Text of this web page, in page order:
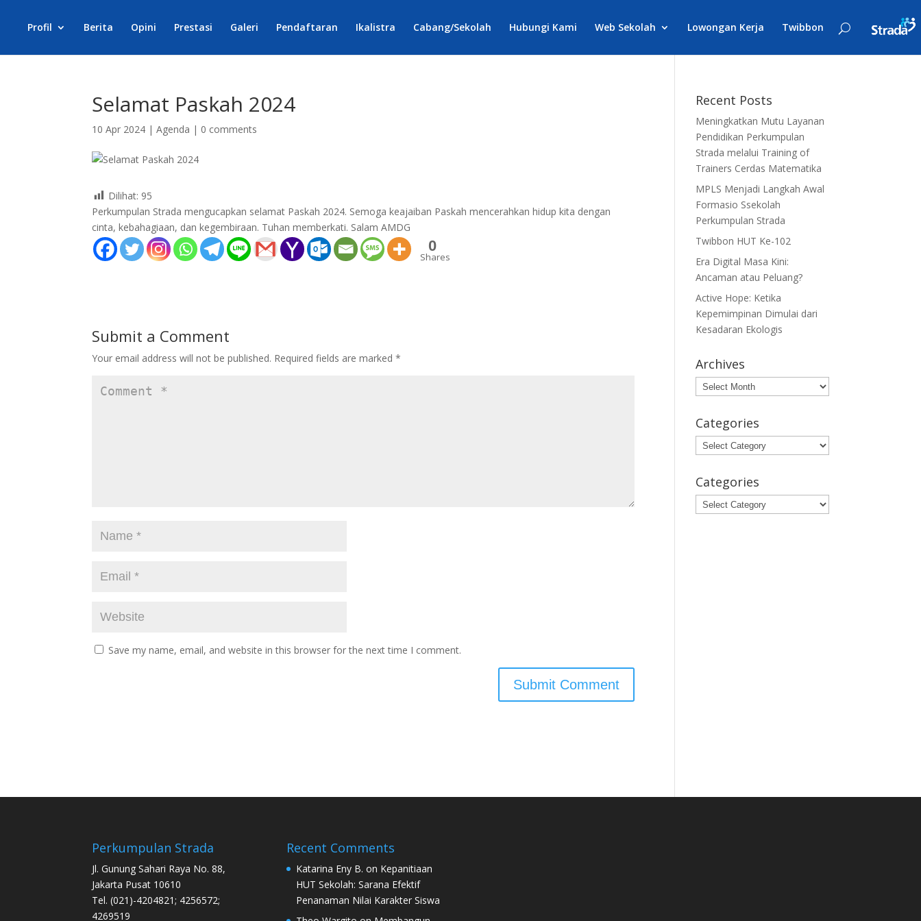
Profil Berita Opini Prestasi Galeri Pendaftaran Ikalistra Cabang/Sekolah Hubungi Kami Web Sekolah Lowongan Kerja Twibbon
Selamat Paskah 2024
10 Apr 2024 |Agenda | 0 comments
Dilihat: 95
Perkumpulan Strada mengucapkan selamat Paskah 2024. Semoga keajaiban Paskah mencerahkan hidup kita dengan
cinta, kebahagiaan, dan kegembiraan. Tuhan memberkati. Salam AMDG
0
Shares
Submit a Comment
Your email address will not be published. Required fields are marked*
Save my name, email, and website in this browser for the next time I comment.
Recent Posts
Meningkatkan Mutu Layanan
Pendidikan Perkumpulan
Strada melalui Training of
Trainers Cerdas Matematika
MPLS Menjadi Langkah Awal
Formasio Ssekolah
Perkumpulan Strada
Twibbon HUT Ke-102
Era Digital Masa Kini:
Ancaman atau Peluang?
Active Hope: Ketika
Kepemimpinan Dimulai dari
Kesadaran Ekologis
Archives
Archives
Categories
Categories
Categories
Categories
Perkumpulan Strada
Jl. Gunung Sahari Raya No. 88,
Jakarta Pusat 10610
Tel. (021)-4204821; 4256572;
4269519
Recent Comments
Katarina Eny B. on Kepanitiaan
HUT Sekolah: Sarana Efektif
Penanaman Nilai Karakter Siswa